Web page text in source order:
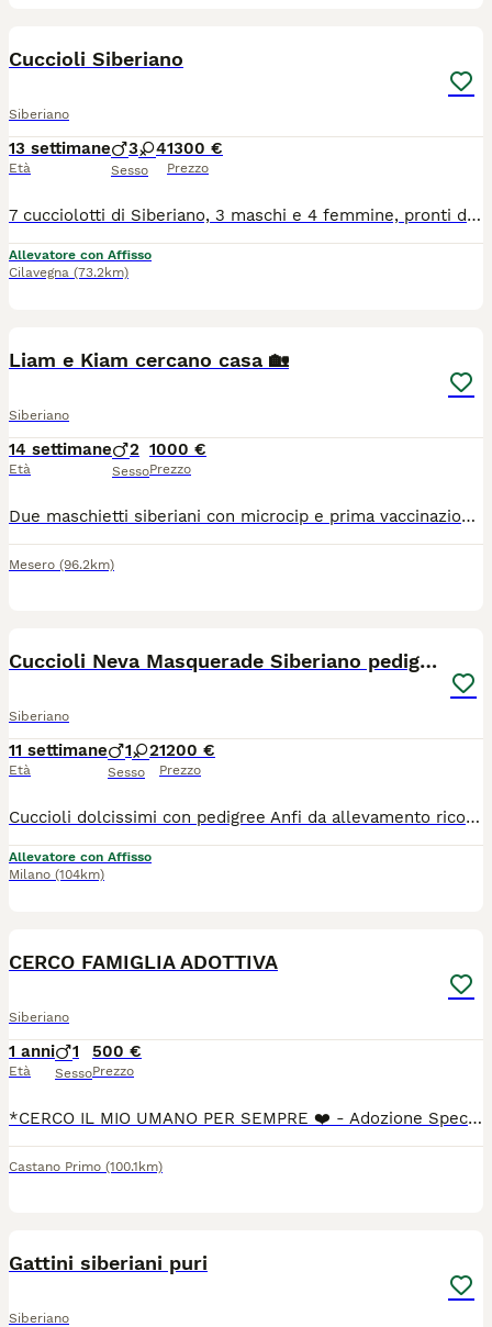
Cuccioli Siberiano
Siberiano
13 settimane
Età
3 4
Sesso
1300 €
Prezzo
7 cucciolotti di Siberiano, 3 maschi e 4 femmine, pronti dal 10 di Agosto, genitori testati hcm, pkd e pkdef n/n, ecocardio regolari n/n, Kit cucciolo..
Allevatore con Affisso
Cilavegna (73.2km)
Liam e Kiam cercano casa 🏡
Siberiano
14 settimane
Età
2
Sesso
1000 €
Prezzo
Due maschietti siberiani con microcip e prima vaccinazione, nati il 1 maggio e cresciuti in mezzo ai bambini, cercano una nuova famiglia ...
Mesero (96.2km)
Cuccioli Neva Masquerade Siberiano pedigree Anfi
Siberiano
11 settimane
Età
1 2
Sesso
1200 €
Prezzo
Cuccioli dolcissimi con pedigree Anfi da allevamento riconosciuto con affisso. I cuccioli hanno il libretto sanitario, microchip, vaccinazioni, i certificati di assenza parassiti, assenza di malattie infettive, assenza di anomalie e di buona salute. I genitori sono iscritti all’Associazione Nazionale Felina Italiana e seguiti dai veterinari regolarmente con certificazioni e pedigree.
Allevatore con Affisso
Milano (104km)
CERCO FAMIGLIA ADOTTIVA
Siberiano
1 anni
Età
1
Sesso
500 €
Prezzo
*CERCO IL MIO UMANO PER SEMPRE ❤️ - Adozione Speciale Castano Primo/MI* Lui è Tigro, 3 anni, castrato e sanissimo. Il suo lavoro preferito? Farti da ombra. *I suoi superpoteri con le persone:* - Dormire accanto a te nel letto, appiccicato. - Seguirti in ogni stanza perché la solitudine non è contemplata. - Pretendere coccole e ricambiare con fusa e testatine. È il gatto ideale se sogni un coinquilino affettuoso che ti sceglie ogni giorno. Con gli umani è un patatone totale. *L’unica regola di Tigro: niente coinquilini pelosi.* Non tollera altri gatti in casa. Con loro va in stress e diventa aggressivo per difendere il suo territorio e le sue persone. Per questo cerco per lui una famiglia *senza altri animali*, dove possa essere l’unico re del divano. Ha già cambiato casa una volta proprio per questo motivo. Per evitargli altro stress, farò colloquio conoscitivo, visita pre-affido e prevedo 2 settimane di prova. Voglio che questa sia la sua ultima casa. Se cerchi un gatto-cane che vive per stare con te, lui è perfetto. Se invece vuoi più gatti, purtroppo non fa per voi. Zona: Castano Primo (MI), ma mi sposto per la casa giusta. Contattami su WhatsApp: [3284511751)
Castano Primo (100.1km)
Gattini siberiani puri
Siberiano